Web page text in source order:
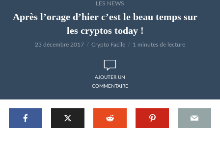
LES NEWS
Après l’orage d’hier c’est le beau temps sur
les cryptos today !
23 décembre 2017 Crypto Facile 1 minutes de lecture
AJOUTER UN
COMMENTAIRE